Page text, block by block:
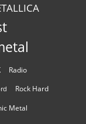
Radio
Rock Hard
Metal